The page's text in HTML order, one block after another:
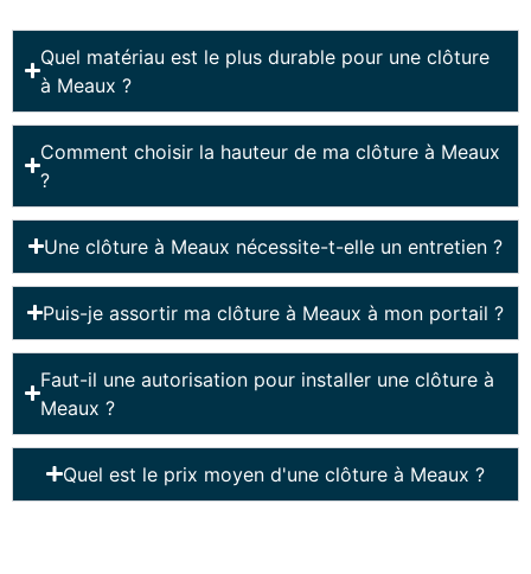
Quel matériau est le plus durable pour une clôture
à Meaux ?
Comment choisir la hauteur de ma clôture à Meaux
?
Une clôture à Meaux nécessite-t-elle un entretien ?
Puis-je assortir ma clôture à Meaux à mon portail ?
Faut-il une autorisation pour installer une clôture à
Meaux ?
Quel est le prix moyen d'une clôture à Meaux ?